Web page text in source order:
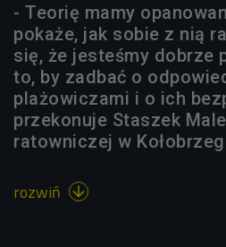
- Teorię mamy
pokaże, jak sobie z nią
się, że jesteśmy dobrze
to, by zadbać o
plażowiczami i o ich
przekonuje Staszek
ratowniczej w
rozwiń 